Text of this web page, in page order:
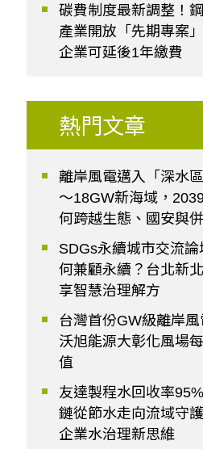
碳費制度最新調整！
產業開放「先期專案
企業可延後1年繳費
熱門文章
離岸風電邁入「深水
～18GW新海域，
何跨越生態、國安與
SDGs永續城市交流
何兼顧永續？台北新
享智慧治理解方
台灣首份GW級離岸風
沃旭能源大彰化風場
值
友達製程水回收率
鏈從節水走向流域守
企業水治理新思維